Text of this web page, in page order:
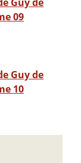
09
Guy de
10